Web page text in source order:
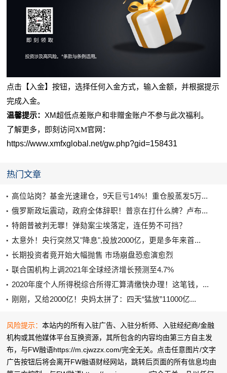
点击【入金】按钮，选择任何入金方式，输入金额，并根据提示
完成入金。
温馨提示：XM超低点差账户和非赠金账户不参与此次福利。
了解更多，即刻访问XM官网：
https://www.xmfxglobal.net/gw.php?gid=158431
热门文章
高位站岗？基金光速建仓，9天巨亏14%！重仓股蒸发5万...
俄罗斯政坛震动，政府全体辞职！普京在打什么牌？卢布...
特朗普被判无罪！弹劾案尘埃落定，连任势不可挡？
太意外！央行突然又"降息",投放2000亿，更是多年来首...
长期投资者竟开始大幅抛售 市场崩盘恐愈演愈烈
联合国机构上调2021年全球经济增长预测至4.7%
2020年度个人所得税综合所得汇算清缴快办理！这笔钱，...
刚刚，又给2000亿！央妈太拼了：四天“猛放”11000亿...
风险提示：本站内的所有入驻广告、入驻分析师、入驻经纪商/金融
机构或其他媒体平台互换资源，其所包含的内容均由第三方自主发
布，与FW融语https://m.cjwzzx.com/完全无关。点击任意图片/文字
广告按钮后将会离开FW融语财经网站，跳转后页面的所有信息均由